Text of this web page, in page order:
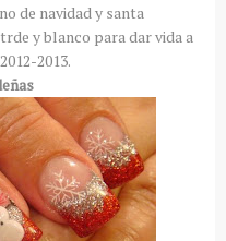
de navidad y santa
y blanco para dar vida a
2013.